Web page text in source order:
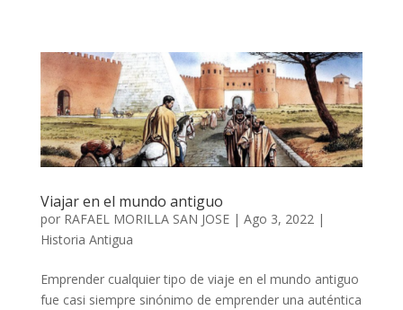
Viajar en el mundo antiguo
por RAFAEL MORILLA SAN JOSE| Ago 3, 2022 |
Historia Antigua
Emprender cualquier tipo de viaje en el mundo antiguo
fue casi siempre sinónimo de emprender una auténtica